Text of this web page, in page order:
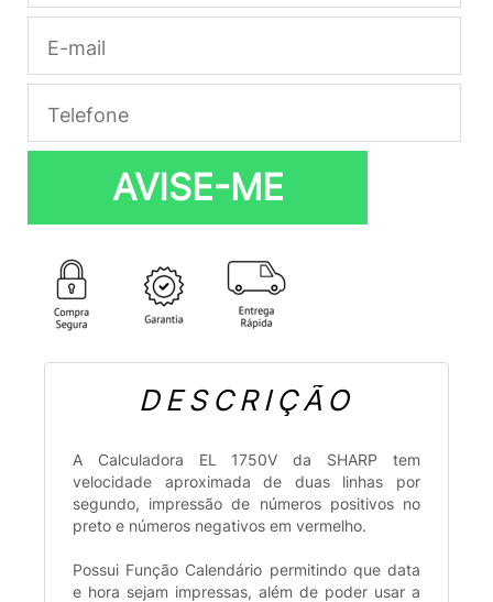
AVISE-ME
DESCRIÇÃO
A Calculadora EL 1750V da SHARP tem
velocidade aproximada de duas linhas por
segundo, impressão de números positivos no
preto e números negativos em vermelho.
Possui Função Calendário permitindo que data
e hora sejam impressas, além de poder usar a